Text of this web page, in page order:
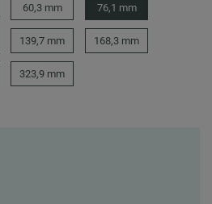
60,3 mm 76,1 mm
139,7 mm 168,3 mm
323,9 mm